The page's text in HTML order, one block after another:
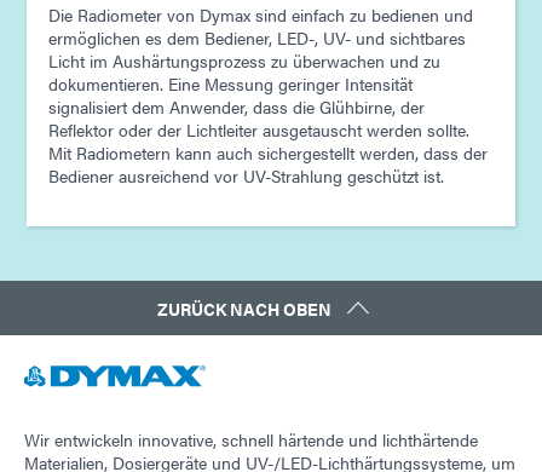
Die Radiometer von Dymax sind einfach zu bedienen und
ermöglichen es dem Bediener, LED-, UV- und sichtbares
Licht im Aushärtungsprozess zu überwachen und zu
dokumentieren. Eine Messung geringer Intensität
signalisiert dem Anwender, dass die Glühbirne, der
Reflektor oder der Lichtleiter ausgetauscht werden sollte.
Mit Radiometern kann auch sichergestellt werden, dass der
Bediener ausreichend vor UV-Strahlung geschützt ist.
ZURÜCK NACH OBEN
Wir entwickeln innovative, schnell härtende und lichthärtende
Materialien, Dosiergeräte und UV-/LED-Lichthärtungssysteme, um